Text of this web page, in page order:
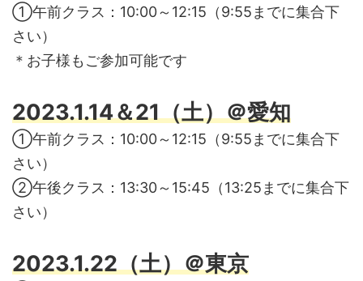
①午前クラス：10:00～12:15（9:55までに集合下
さい）
＊お子様もご参加可能です
2023.1.14＆21（土）＠愛知
①午前クラス：10:00～12:15（9:55までに集合下
さい）
②午後クラス：13:30～15:45（13:25までに集合下
さい）
2023.1.22（土）＠東京